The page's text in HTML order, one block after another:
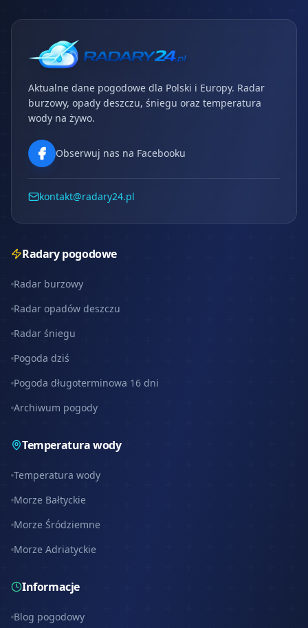
Aktualne dane pogodowe dla Polski i Europy. Radar
burzowy, opady deszczu, śniegu oraz temperatura
wody na żywo.
Obserwuj nas na Facebooku
kontakt@radary24.pl
Radary pogodowe
Radar burzowy
Radar opadów deszczu
Radar śniegu
Pogoda dziś
Pogoda długoterminowa 16 dni
Archiwum pogody
Temperatura wody
Temperatura wody
Morze Bałtyckie
Morze Śródziemne
Morze Adriatyckie
Informacje
Blog pogodowy